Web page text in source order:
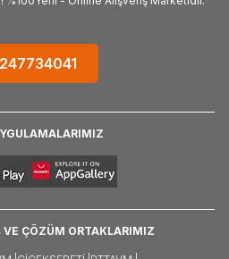
VE ÇÖZÜM ORTAKLARIMIZ